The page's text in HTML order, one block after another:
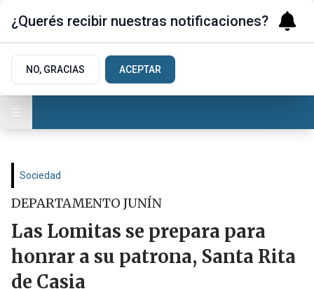
Sociedad
DEPARTAMENTO JUNÍN
Las Lomitas se prepara para
honrar a su patrona, Santa Rita
de Casia
¿Querés recibir nuestras notificaciones?
NO, GRACIAS ACEPTAR